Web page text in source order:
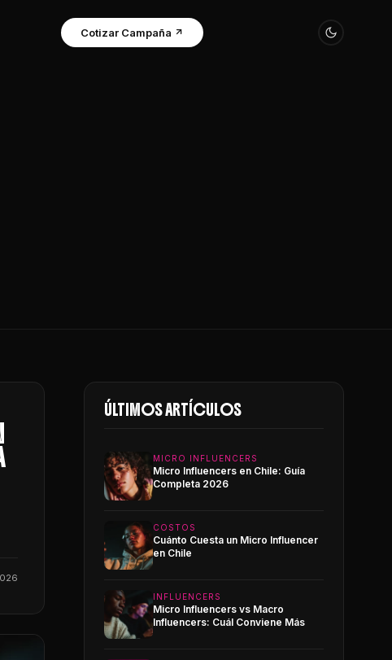
Cotizar Campaña
ÚLTIMOS ARTÍCULOS
MICRO INFLUENCERS
Micro Influencers en Chile: Guía
Completa 2026
COSTOS
Cuánto Cuesta un Micro Influencer
en Chile
INFLUENCERS
Micro Influencers vs Macro
Influencers: Cuál Conviene Más